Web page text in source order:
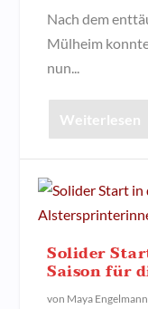
Nach dem
Mülheim
nun...
Weiterlesen
Solider
Saison für
von Maya Engelmann